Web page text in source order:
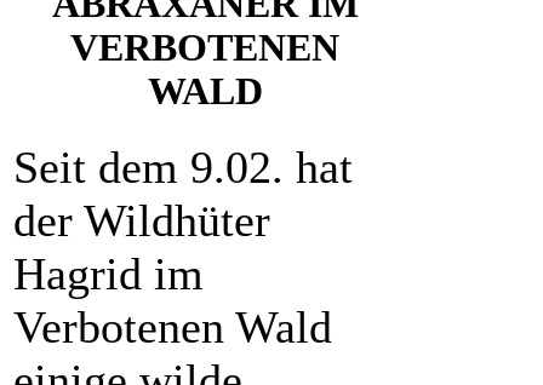
VERBOTENEN
WALD
Seit dem 9.02. hat
der Wildhüter
Hagrid im
Verbotenen Wald